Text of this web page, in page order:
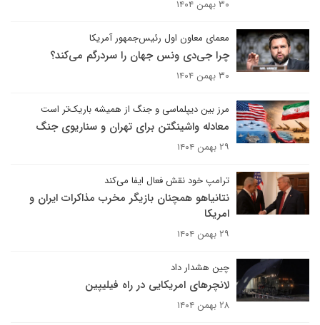
۳۰ بهمن ۱۴۰۴
معمای معاون اول رئیس‌جمهور آمریکا
چرا جی‌دی ونس جهان را سردرگم می‌کند؟
۳۰ بهمن ۱۴۰۴
مرز بین دیپلماسی و جنگ از همیشه باریک‌تر است
معادله واشینگتن برای تهران و سناریوی جنگ
۲۹ بهمن ۱۴۰۴
ترامپ خود نقش فعال ایفا می‌کند
نتانیاهو همچنان بازیگر مخرب مذاکرات ایران و
امریکا
۲۹ بهمن ۱۴۰۴
چین هشدار داد
لانچرهای امریکایی در راه فیلیپین
۲۸ بهمن ۱۴۰۴